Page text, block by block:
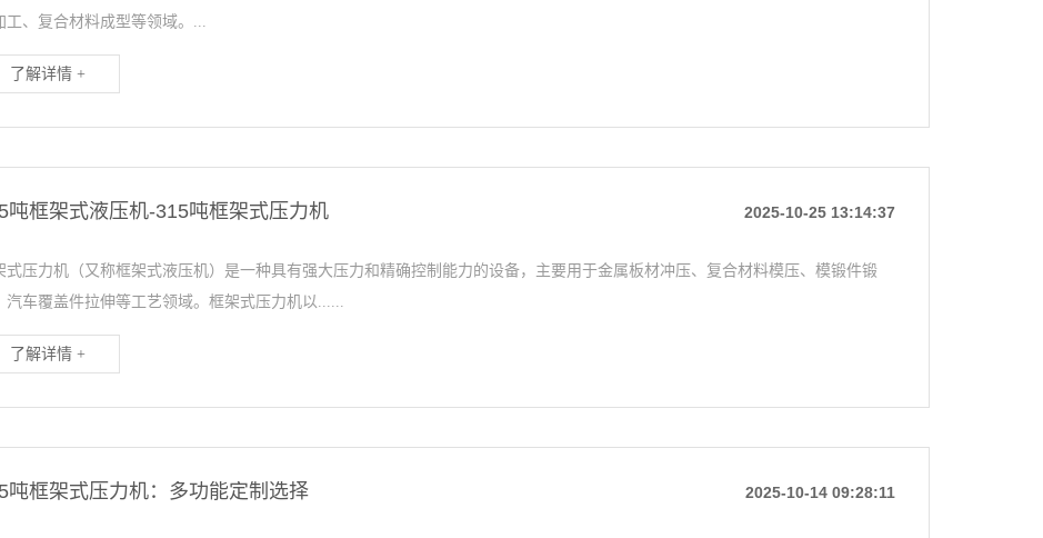
工、复合材料成型等领域。...
了解详情 +
吨框架式液压机-315吨框架式压力机 2025-10-25 13:14:37
式压力机（又称框架式液压机）是一种具有强大压力和精确控制能力的设备，主要用于金属板材冲压、复合材料模压、模锻件锻
汽车覆盖件拉伸等工艺领域。框架式压力机以......
了解详情 +
吨框架式压力机：多功能定制选择 2025-10-14 09:28:11